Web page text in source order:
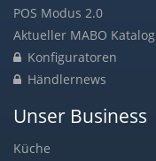
POS Modus 2.0
Aktueller MABO Katalog
Konfiguratoren
Händlernews
Unser Business
Küche